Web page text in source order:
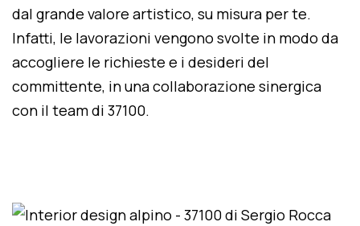
dal grande valore artistico, su misura per te.
Infatti, le lavorazioni vengono svolte in modo da
accogliere le richieste e i desideri del
committente, in una collaborazione sinergica
con il team di 37100.